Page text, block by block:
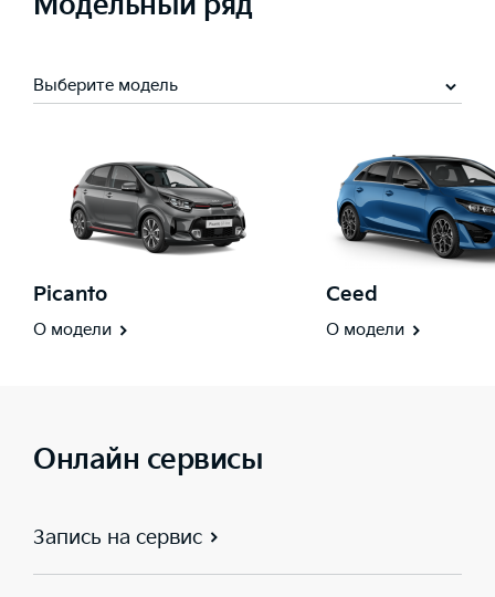
Выберите модель
Picanto
О модели
Ceed
О модели
Онлайн сервисы
Запись на сервис